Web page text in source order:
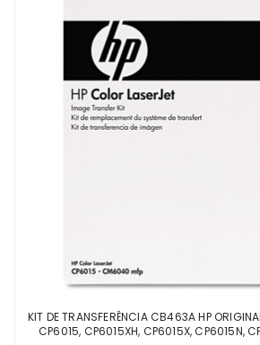
KIT DE TRANSFERÊNCIA CB463A HP
CP6015, CP6015XH, CP6015X, CP6015N,